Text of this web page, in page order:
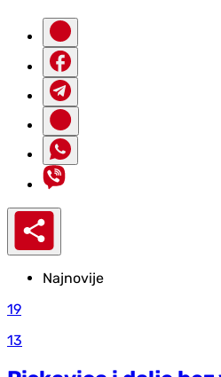
Najnovije
19
13